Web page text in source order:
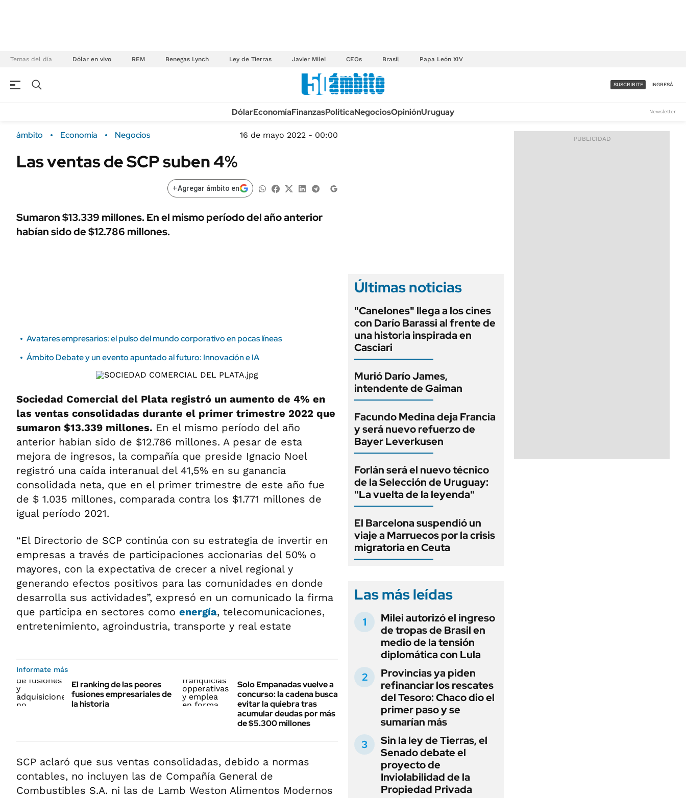
Temas del día Dólar en vivo REM Benegas Lynch Ley de Tierras Javier Milei CEOs Brasil Papa León XIV
Campo
Mercados
ÁMBITO DEBATE
Sustentabilidad
ENERGY REPORT
Nacional
TECNOLOGÍA
MÉXICO
INFORMACIÓN GENERAL
DEPORTES
ACCESO FULL - $1.800/MES
SUSCRIBITE INGRESÁ
DólarEconomíaFinanzasPolíticaNegociosOpiniónUruguay Newsletter
ámbito Economía Negocios 16 de mayo 2022 - 00:00
Las ventas de SCP suben 4%
+Agregar ámbito en
Sumaron $13.339 millones. En el mismo período del año anterior
habían sido de $12.786 millones.
Avatares empresarios: el pulso del mundo corporativo en pocas líneas
Ámbito Debate y un evento apuntado al futuro: Innovación e IA
Sociedad Comercial del Plata registró un aumento de 4% en
las ventas consolidadas durante el primer trimestre 2022 que
sumaron $13.339 millones. En el mismo período del año
anterior habían sido de $12.786 millones. A pesar de esta
mejora de ingresos, la compañía que preside Ignacio Noel
registró una caída interanual del 41,5% en su ganancia
consolidada neta, que en el primer trimestre de este año fue
de $ 1.035 millones, comparada contra los $1.771 millones de
igual período 2021.
“El Directorio de SCP continúa con su estrategia de invertir en
empresas a través de participaciones accionarias del 50% o
mayores, con la expectativa de crecer a nivel regional y
generando efectos positivos para las comunidades en donde
desarrolla sus actividades”, expresó en un comunicado la firma
que participa en sectores como energía, telecomunicaciones,
entretenimiento, agroindustria, transporte y real estate
Informate más
El ranking de las peores
fusiones empresariales de
la historia
Solo Empanadas vuelve a
concurso: la cadena busca
evitar la quiebra tras
acumular deudas por más
de $5.300 millones
SCP aclaró que sus ventas consolidadas, debido a normas
contables, no incluyen las de Compañía General de
Combustibles S.A. ni las de Lamb Weston Alimentos Modernos
Últimas noticias
"Canelones" llega a los cines
con Darío Barassi al frente de
una historia inspirada en
Casciari
Murió Darío James,
intendente de Gaiman
Facundo Medina deja Francia
y será nuevo refuerzo de
Bayer Leverkusen
Forlán será el nuevo técnico
de la Selección de Uruguay:
"La vuelta de la leyenda"
El Barcelona suspendió un
viaje a Marruecos por la crisis
migratoria en Ceuta
Las más leídas
Milei autorizó el ingreso
de tropas de Brasil en
medio de la tensión
diplomática con Lula
Provincias ya piden
refinanciar los rescates
del Tesoro: Chaco dio el
primer paso y se
sumarían más
Sin la ley de Tierras, el
Senado debate el
proyecto de
Inviolabilidad de la
Propiedad Privada